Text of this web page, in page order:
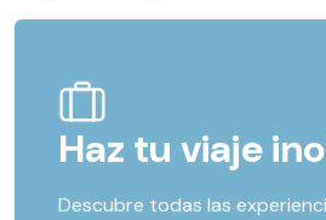
Haz tu viaje
Descubre todas las